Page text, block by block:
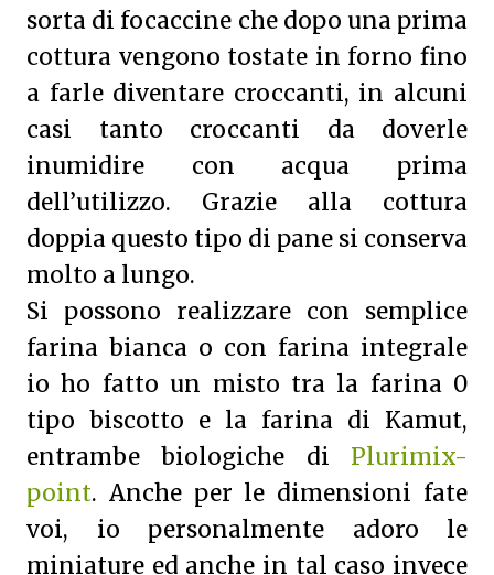
sorta di focaccine che dopo una prima
cottura vengono tostate in forno fino
a farle diventare croccanti, in alcuni
casi tanto croccanti da doverle
inumidire con acqua prima
dell’utilizzo. Grazie alla cottura
doppia questo tipo di pane si conserva
molto a lungo.
Si possono realizzare con semplice
farina bianca o con farina integrale
io ho fatto un misto tra la farina 0
tipo biscotto e la farina di Kamut,
entrambe biologiche di Plurimix-
point. Anche per le dimensioni fate
voi, io personalmente adoro le
miniature ed anche in tal caso invece